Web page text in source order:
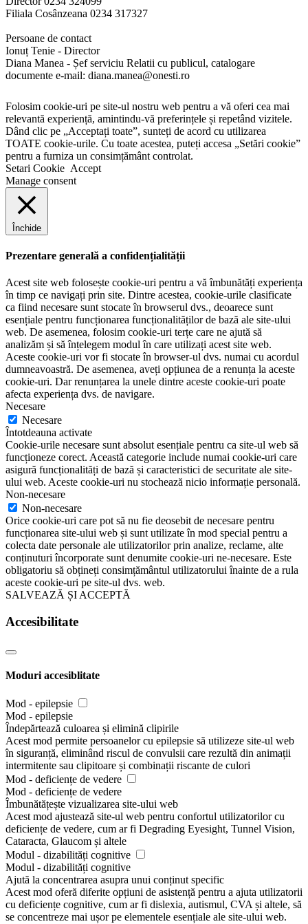
Filiala Cosânzeana 0234 317327
Persoane de contact
Ionuț Tenie - Director
Diana Manea - Șef serviciu Relatii cu publicul, catalogare
documente e-mail: diana.manea@onesti.ro
Folosim cookie-uri pe site-ul nostru web pentru a vă oferi cea mai
relevantă experiență, amintindu-vă preferințele și repetând vizitele.
Dând clic pe „Acceptați toate”, sunteți de acord cu utilizarea
TOATE cookie-urile. Cu toate acestea, puteți accesa „Setări cookie”
pentru a furniza un consimțământ controlat.
Setari Cookie Accept
Manage consent
Închide
Prezentare generală a confidențialității
Acest site web folosește cookie-uri pentru a vă îmbunătăți experiența
în timp ce navigați prin site. Dintre acestea, cookie-urile clasificate
ca fiind necesare sunt stocate în browserul dvs., deoarece sunt
esențiale pentru funcționarea funcționalităților de bază ale site-ului
web. De asemenea, folosim cookie-uri terțe care ne ajută să
analizăm și să înțelegem modul în care utilizați acest site web.
Aceste cookie-uri vor fi stocate în browser-ul dvs. numai cu acordul
dumneavoastră. De asemenea, aveți opțiunea de a renunța la aceste
cookie-uri. Dar renunțarea la unele dintre aceste cookie-uri poate
afecta experiența dvs. de navigare.
Necesare
Necesare
Întotdeauna activate
Cookie-urile necesare sunt absolut esențiale pentru ca site-ul web să
funcționeze corect. Această categorie include numai cookie-uri care
asigură funcționalități de bază și caracteristici de securitate ale site-
ului web. Aceste cookie-uri nu stochează nicio informație personală.
Non-necesare
Non-necesare
Orice cookie-uri care pot să nu fie deosebit de necesare pentru
funcționarea site-ului web și sunt utilizate în mod special pentru a
colecta date personale ale utilizatorilor prin analize, reclame, alte
conținuturi încorporate sunt denumite cookie-uri ne-necesare. Este
obligatoriu să obțineți consimțământul utilizatorului înainte de a rula
aceste cookie-uri pe site-ul dvs. web.
SALVEAZĂ ȘI ACCEPTĂ
Accesibilitate
Moduri accesiblitate
Mod - epilepsie
Mod - epilepsie
Îndepărtează culoarea și elimină clipirile
Acest mod permite persoanelor cu epilepsie să utilizeze site-ul web
în siguranță, eliminând riscul de convulsii care rezultă din animații
intermitente sau clipitoare și combinații riscante de culori
Mod - deficiențe de vedere
Mod - deficiențe de vedere
Îmbunătățește vizualizarea site-ului web
Acest mod ajustează site-ul web pentru confortul utilizatorilor cu
deficiențe de vedere, cum ar fi Degrading Eyesight, Tunnel Vision,
Cataracta, Glaucom și altele
Modul - dizabilități cognitive
Modul - dizabilități cognitive
Ajută la concentrarea asupra unui conținut specific
Acest mod oferă diferite opțiuni de asistență pentru a ajuta utilizatorii
cu deficiențe cognitive, cum ar fi dislexia, autismul, CVA și altele, să
se concentreze mai ușor pe elementele esențiale ale site-ului web.